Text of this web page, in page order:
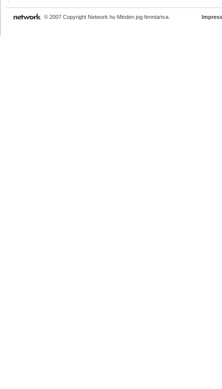
© 2007 Copyright Network.hu Minden jog fenntartva.